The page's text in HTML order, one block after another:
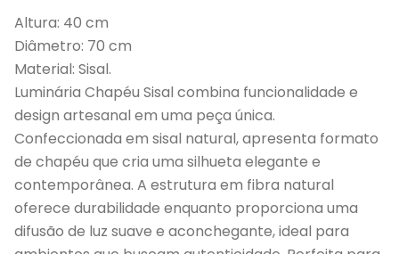
Altura: 40 cm
Diâmetro: 70 cm
Material: Sisal.
Luminária Chapéu Sisal combina funcionalidade e
design artesanal em uma peça única.
Confeccionada em sisal natural, apresenta formato
de chapéu que cria uma silhueta elegante e
contemporânea. A estrutura em fibra natural
oferece durabilidade enquanto proporciona uma
difusão de luz suave e aconchegante, ideal para